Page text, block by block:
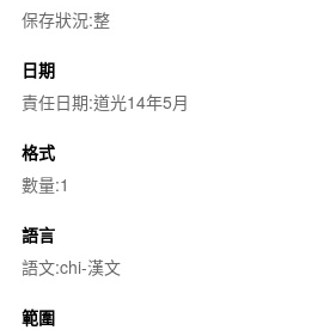
保存狀況:整
日期
責任日期:道光14年5月
格式
數量:1
語言
語文:chi-漢文
範圍